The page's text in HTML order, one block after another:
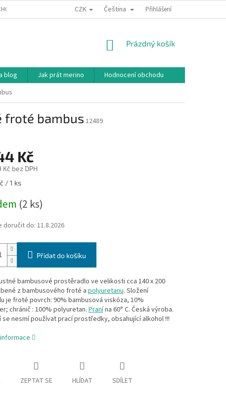
PODMÍNKY PODMÍNKY OCHRANY OSOBNÍCH ÚDAJŮ
CZK Čeština Přihlášení
NÁKUPNÍ
Prázdný košík
blog Jak prát merino
Hodnocení obchodu
froté bambus12489
Kč
Kč bez DPH
/ 1 ks
(2 ks)
doručit do:11.8.2026
Přidat do košíku
bambusové prostěradlo ve velikosti cca 140 x 200
z bambusového froté apolyuretanu. Složení
je froté povrch: 90% bambusová viskóza, 10%
chránič : 100% polyuretan.Pranína 60° C. Česká výroba.
se nesmí používat prací prostředky, obsahující alkohol !!!
ZEPTAT SE HLÍDAT SDÍLET